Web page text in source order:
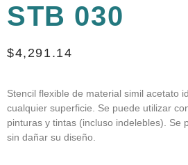
STB 030
$4,291.14
Stencil flexible de material simil acetato
cualquier superficie. Se puede utilizar
pinturas y tintas (incluso indelebles). Se
sin dañar su diseño.